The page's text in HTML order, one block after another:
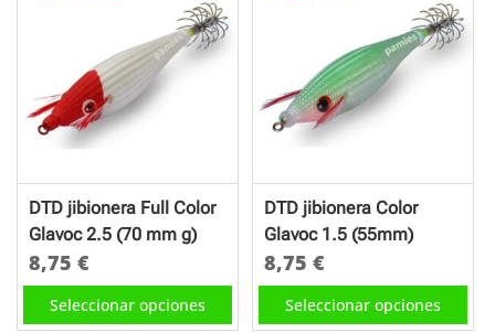
variantes.
Las
opciones
se
en
la
de
producto
variantes.
Las
opciones
se
en
la
página
de
producto
DTD jibionera Full Color
Glavoc 2.5 (70 mm g)
8,75 €
Seleccionar opciones
Este
producto
DTD jibionera Color
Glavoc 1.5 (55mm)
8,75€
Seleccionar opciones
Este
producto